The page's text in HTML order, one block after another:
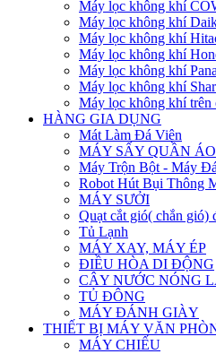
Máy lọc không khí
Máy lọc không khí
Máy lọc không khí
Máy lọc không khí
Máy lọc không khí
Máy lọc không khí
Máy lọc không khí trên
HÀNG GIA DỤNG
Mát Làm Đá Viên
MÁY SẤY QUẦN ÁO
Máy Trộn Bột - Máy
Robot Hút Bụi Thông
MÁY SƯỞI
Quạt cắt gió( chắn gió)
Tủ Lạnh
MÁY XAY, MÁY ÉP
ĐIỀU HÒA DI ĐỘNG
CÂY NƯỚC NÓNG
TỦ ĐÔNG
MÁY ĐÁNH GIÀY
THIẾT BỊ MÁY VĂN
MÁY CHIẾU